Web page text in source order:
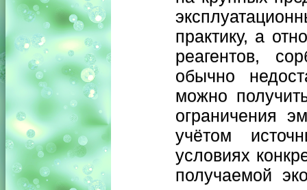
практику, а
реагентов,
обычно
можно
ограничения
учётом
условиях
получаемой